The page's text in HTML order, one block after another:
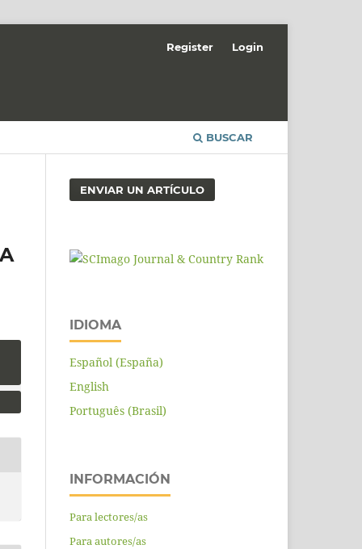
BUSCAR
Register Login
ENVIAR UN ARTÍCULO
IDIOMA
Español (España)
English
Português (Brasil)
INFORMACIÓN
Para lectores/as
Para autores/as